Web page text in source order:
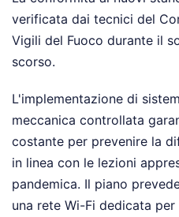
verificata dai tecnici del
Vigili del Fuoco durante il
scorso.
L'implementazione di
meccanica controllata
costante per prevenire la
in linea con le lezioni
pandemica. Il piano
una rete Wi-Fi dedicata